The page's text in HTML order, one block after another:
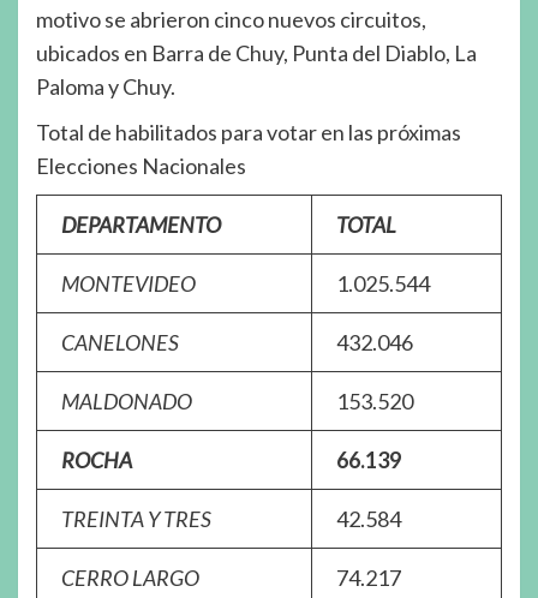
motivo se abrieron cinco nuevos circuitos,
ubicados en Barra de Chuy, Punta del Diablo, La
Paloma y Chuy.
Total de habilitados para votar en las próximas
Elecciones Nacionales
DEPARTAMENTO TOTAL
MONTEVIDEO 1.025.544
CANELONES 432.046
MALDONADO 153.520
ROCHA 66.139
TREINTA Y TRES 42.584
CERRO LARGO 74.217